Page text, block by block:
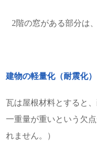
2階の窓がある部分は
建物の軽量化（耐震化
瓦は屋根材料とすると
一重量が重いという欠
れません。）